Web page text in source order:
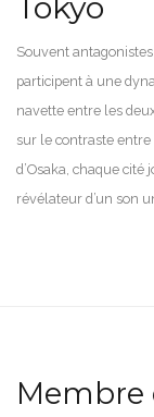
Souvent
participent à une
navette entre les
sur le contraste entre
d’Osaka, chaque
révélateur d’un son
Membre